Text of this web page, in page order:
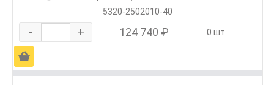
5320-2502010-40
- + 124 740 ₽ 0 шт.
Ä